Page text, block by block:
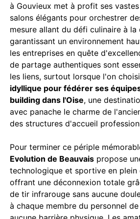
à Gouvieux met à profit ses
salons élégants pour orchestrer
mesure allant du défi culinaire à
garantissant un environnement
les entreprises en quête
de partage authentiques sont
les liens, surtout lorsque l'on
idyllique pour fédérer ses
building dans l'Oise, une
avec panache le charme de
des structures d'accueil
Pour terminer ce périple
Evolution de Beauvais propose
technologique et sportive en plein
offrant une déconnexion totale
de tir infrarouge sans aucune
à chaque membre du personnel